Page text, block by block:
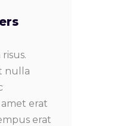
nulla
erat
erat